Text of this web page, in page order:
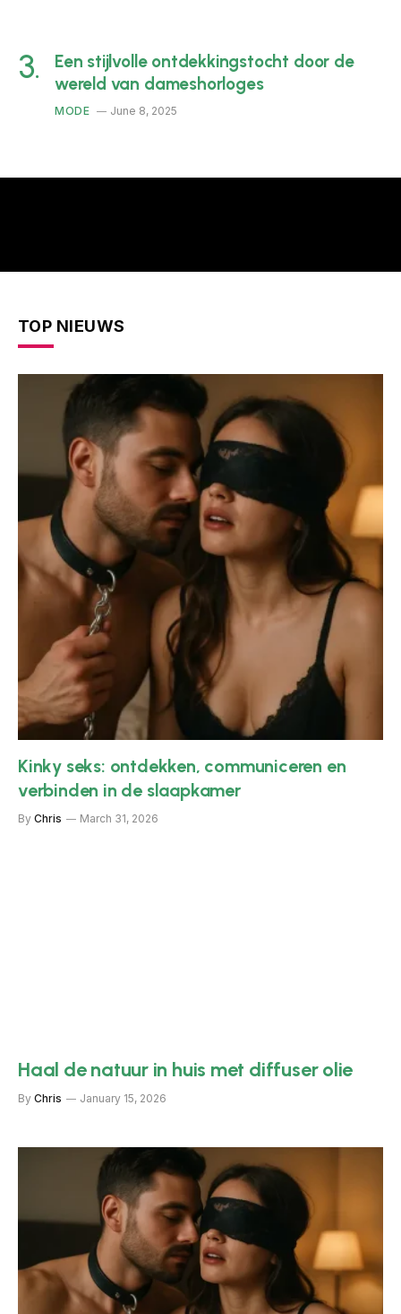
Een stijlvolle ontdekkingstocht door de
wereld van dameshorloges
MODE June 8, 2025
TOP NIEUWS
Kinky seks: ontdekken, communiceren en
verbinden in de slaapkamer
By Chris March 31, 2026
Haal de natuur in huis met diffuser olie
By Chris January 15, 2026